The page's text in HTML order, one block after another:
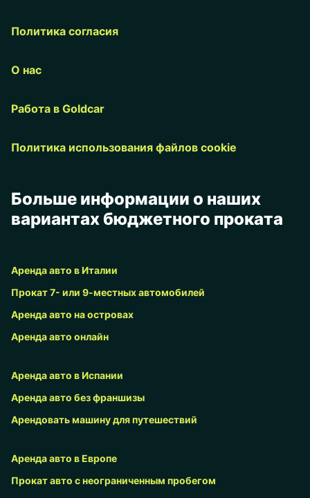
Политика согласия
О нас
Работа в Goldcar
Политика использования файлов cookie
Больше информации о наших
вариантах бюджетного проката
Аренда авто в Италии
Прокат 7- или 9-местных автомобилей
Аренда авто на островах
Аренда авто онлайн
Аренда авто в Испании
Аренда авто без франшизы
Арендовать машину для путешествий
Аренда авто в Европе
Прокат авто с неограниченным пробегом